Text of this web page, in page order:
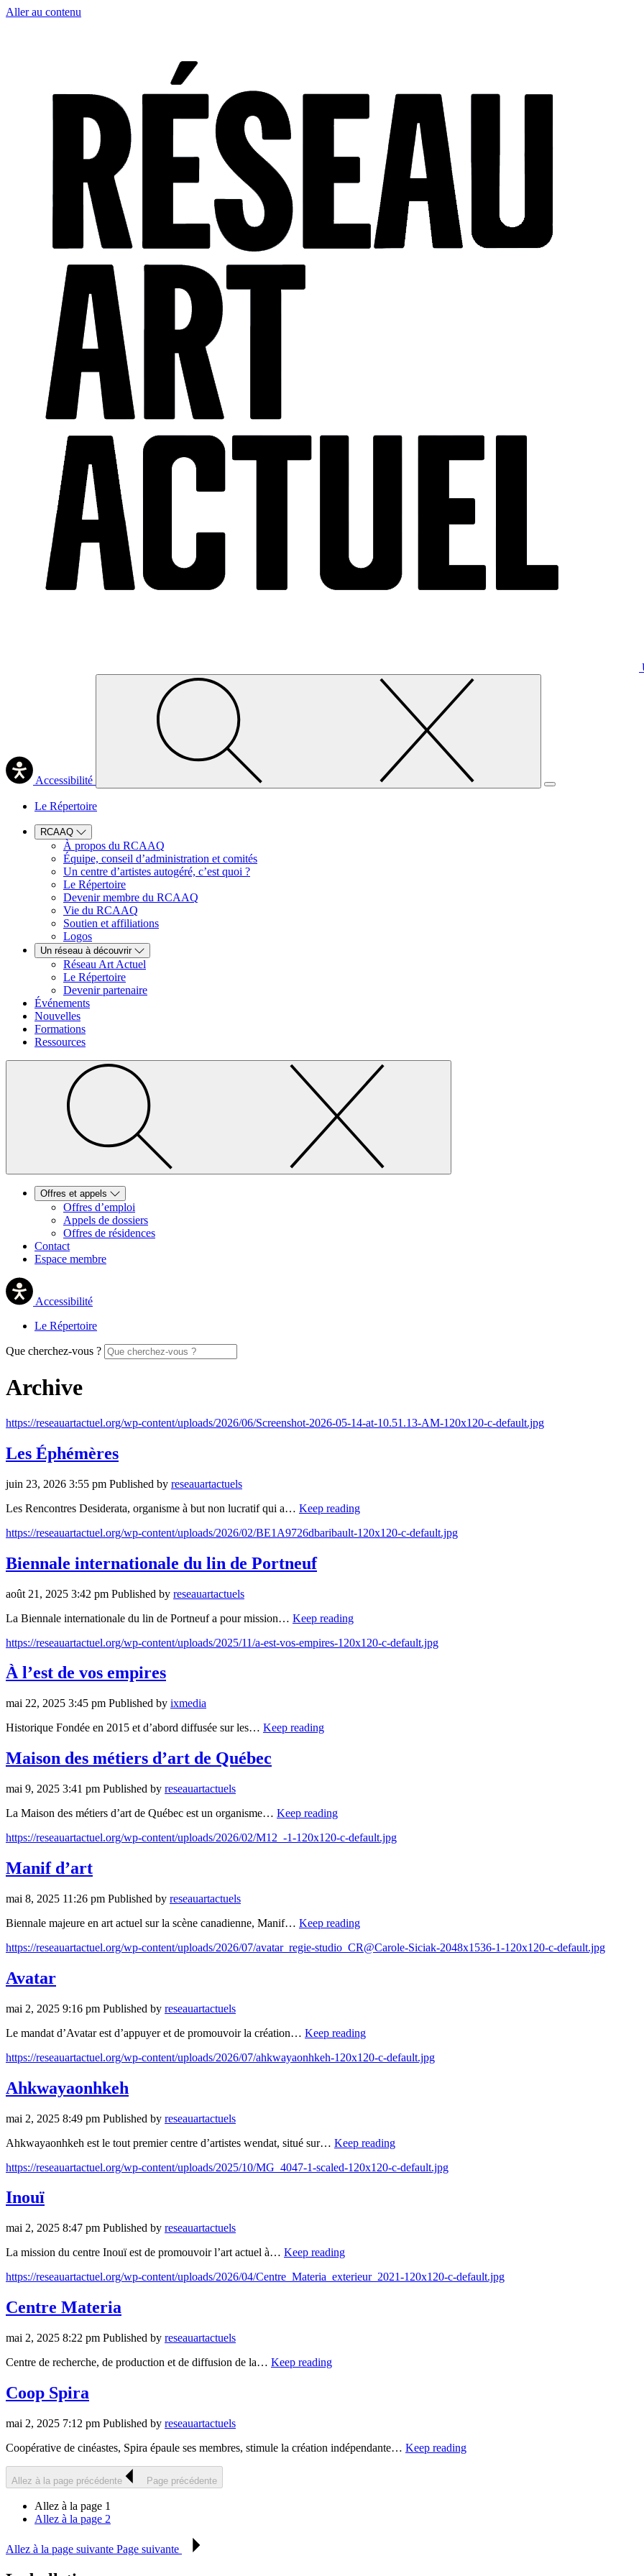
Aller au contenu
Accessibilité
Le Répertoire
RCAAQ
À propos du RCAAQ
Équipe, conseil d’administration et comités
Un centre d’artistes autogéré, c’est quoi ?
Le Répertoire
Devenir membre du RCAAQ
Vie du RCAAQ
Soutien et affiliations
Logos
Un réseau à découvrir
Réseau Art Actuel
Le Répertoire
Devenir partenaire
Événements
Nouvelles
Formations
Ressources
Offres et appels
Offres d’emploi
Appels de dossiers
Offres de résidences
Contact
Espace membre
Accessibilité
Le Répertoire
Que cherchez-vous ?
Archive
https://reseauartactuel.org/wp-content/uploads/2026/06/Screenshot-2026-05-14-at-10.51.13-AM-120x120-c-default.jpg
Les Éphémères
juin 23, 2026 3:55 pm Published by reseauartactuels
Les Rencontres Desiderata, organisme à but non lucratif qui a… Keep reading
https://reseauartactuel.org/wp-content/uploads/2026/02/BE1A9726dbaribault-120x120-c-default.jpg
Biennale internationale du lin de Portneuf
août 21, 2025 3:42 pm Published by reseauartactuels
La Biennale internationale du lin de Portneuf a pour mission… Keep reading
https://reseauartactuel.org/wp-content/uploads/2025/11/a-est-vos-empires-120x120-c-default.jpg
À l’est de vos empires
mai 22, 2025 3:45 pm Published by ixmedia
Historique Fondée en 2015 et d’abord diffusée sur les… Keep reading
Maison des métiers d’art de Québec
mai 9, 2025 3:41 pm Published by reseauartactuels
La Maison des métiers d’art de Québec est un organisme… Keep reading
https://reseauartactuel.org/wp-content/uploads/2026/02/M12_-1-120x120-c-default.jpg
Manif d’art
mai 8, 2025 11:26 pm Published by reseauartactuels
Biennale majeure en art actuel sur la scène canadienne, Manif… Keep reading
https://reseauartactuel.org/wp-content/uploads/2026/07/avatar_regie-studio_CR@Carole-Siciak-2048x1536-1-120x120-c-default.jpg
Avatar
mai 2, 2025 9:16 pm Published by reseauartactuels
Le mandat d’Avatar est d’appuyer et de promouvoir la création… Keep reading
https://reseauartactuel.org/wp-content/uploads/2026/07/ahkwayaonhkeh-120x120-c-default.jpg
Ahkwayaonhkeh
mai 2, 2025 8:49 pm Published by reseauartactuels
Ahkwayaonhkeh est le tout premier centre d’artistes wendat, situé sur… Keep reading
https://reseauartactuel.org/wp-content/uploads/2025/10/MG_4047-1-scaled-120x120-c-default.jpg
Inouï
mai 2, 2025 8:47 pm Published by reseauartactuels
La mission du centre Inouï est de promouvoir l’art actuel à… Keep reading
https://reseauartactuel.org/wp-content/uploads/2026/04/Centre_Materia_exterieur_2021-120x120-c-default.jpg
Centre Materia
mai 2, 2025 8:22 pm Published by reseauartactuels
Centre de recherche, de production et de diffusion de la… Keep reading
Coop Spira
mai 2, 2025 7:12 pm Published by reseauartactuels
Coopérative de cinéastes, Spira épaule ses membres, stimule la création indépendante… Keep reading
Allez à la page précédente Page précédente
Allez à la page 1
Allez à la page 2
Allez à la page suivante Page suivante